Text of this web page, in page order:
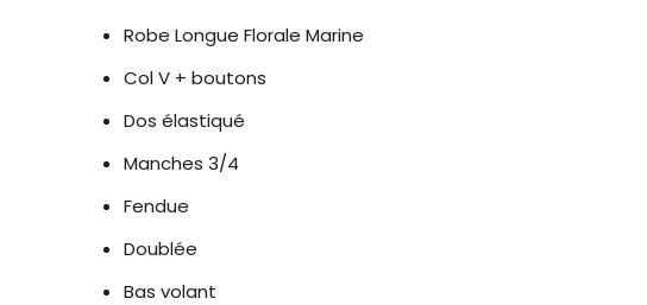
Robe Longue Florale Marine
Col V + boutons
Dos élastiqué
Manches 3/4
Fendue
Doublée
Bas volant